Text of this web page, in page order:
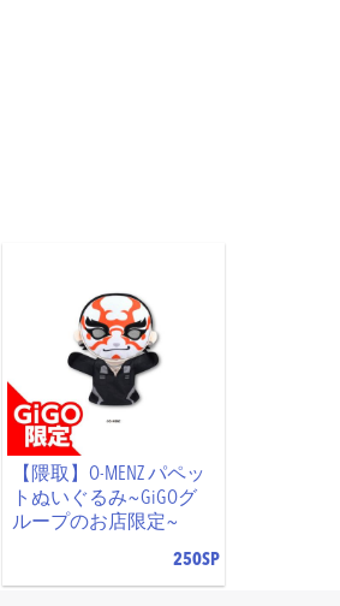
【隈取】O-MENZ パペッ
トぬいぐるみ~GiGOグ
ループのお店限定~
250SP